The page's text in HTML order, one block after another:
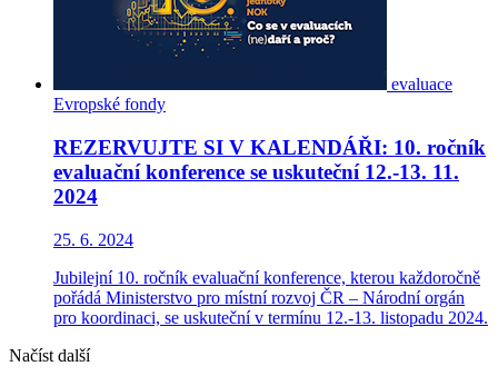
evaluace
Evropské fondy
REZERVUJTE SI V KALENDÁŘI: 10. ročník
evaluační konference se uskuteční 12.-13. 11.
2024
25. 6. 2024
Jubilejní 10. ročník evaluační konference, kterou každoročně
pořádá Ministerstvo pro místní rozvoj ČR – Národní orgán
pro koordinaci, se uskuteční v termínu 12.-13. listopadu 2024.
Načíst další